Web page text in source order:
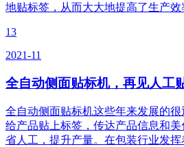
地贴标签，从而大大地提高了生产
13
2021-11
全自动侧面贴标机，再见人工
全自动侧面贴标机这些年来发展的
给产品贴上标签，传达产品信息和
省人工，提升产量。在包装行业发